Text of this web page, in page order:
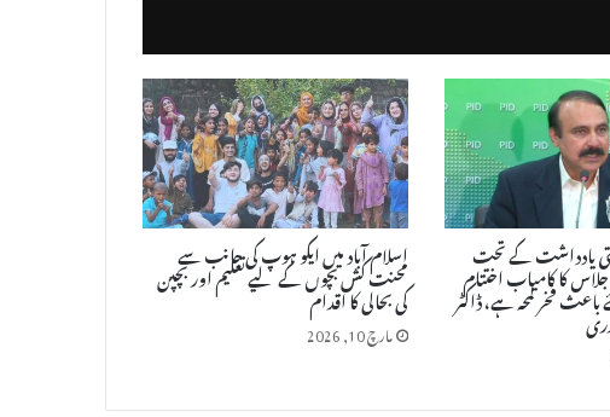
یادداشت کے تحت
کا کامیاب اختتام
فخر لمحہ ہے، ڈاکٹر
اسلام آباد میں ایکو ہوپ کی جانب سے
محنت کش بچوں کے لیے تعلیم اور بچپن
کی بحالی کا اقدام
مارچ 10, 2026